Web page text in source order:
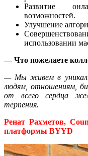
Развитие
возможностей.
Улучшение
использовании
— Что пожелаете
— Мы живем в
людям, отношениям,
от всего сердца
терпения.
Ренат Рахметов,
платформы BYYD